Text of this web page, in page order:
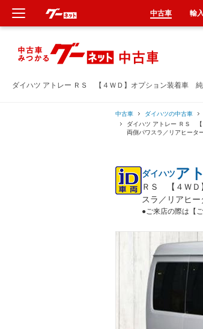
ダイハツ アトレー ＲＳ 【４ＷＤ】オプション装着車
中古車 ダイハツの中古車
ダイハツ アトレー ＲＳ 【
両側パワスラ／リアヒータ
ダイハツア
ＲＳ 【４ＷＤ
スラ／リアヒ
●ご来店の際は【
中古車 輸
新車
中古車